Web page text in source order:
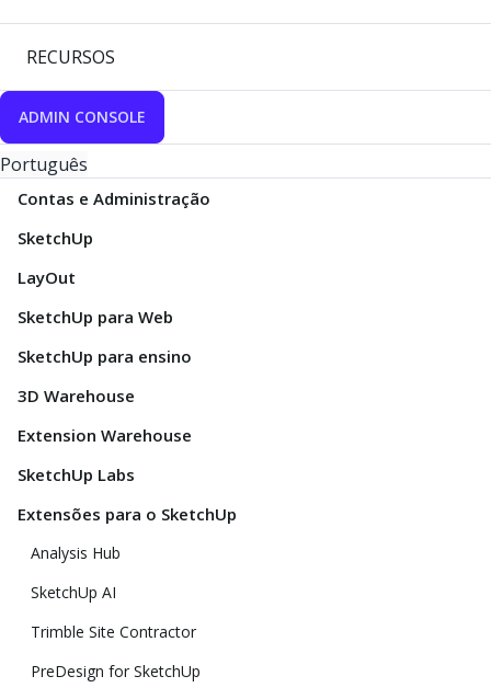
RECURSOS
ADMIN CONSOLE
Português
Contas e Administração
SketchUp
LayOut
SketchUp para Web
SketchUp para ensino
3D Warehouse
Extension Warehouse
SketchUp Labs
Extensões para o SketchUp
Analysis Hub
SketchUp AI
Trimble Site Contractor
PreDesign for SketchUp